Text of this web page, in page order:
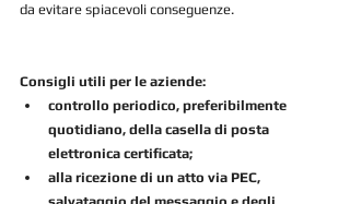
da evitare spiacevoli conseguenze.
Consigli utili per le aziende:
controllo periodico, preferibilmente
quotidiano, della casella di posta
elettronica certificata;
alla ricezione di un atto via PEC,